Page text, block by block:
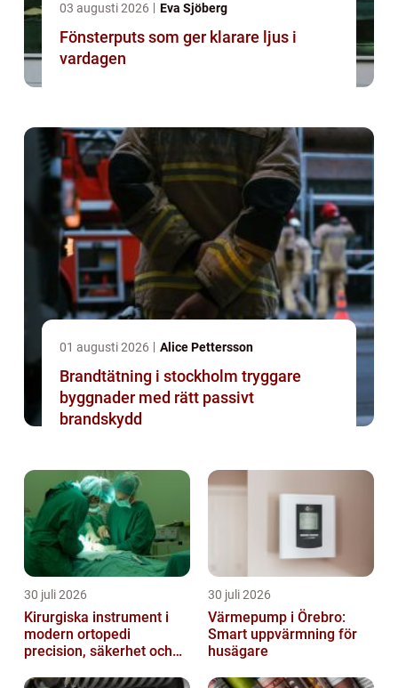
03 augusti 2026 Eva Sjöberg
Fönsterputs som ger klarare ljus i
vardagen
01 augusti 2026 Alice Pettersson
Brandtätning i stockholm tryggare
byggnader med rätt passivt
brandskydd
30 juli 2026
Kirurgiska instrument i
modern ortopedi
precision, säkerhet och
30 juli 2026
Värmepump i Örebro:
Smart uppvärmning för
husägare